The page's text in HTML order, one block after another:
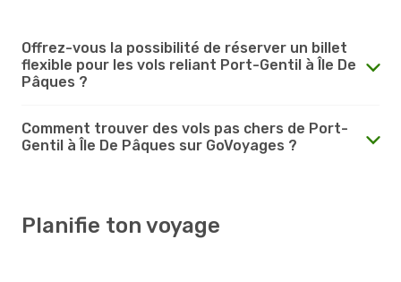
Offrez-vous la possibilité de réserver un billet
flexible pour les vols reliant Port-Gentil à Île De
Pâques ?
Comment trouver des vols pas chers de Port-
Gentil à Île De Pâques sur GoVoyages ?
Planifie ton voyage